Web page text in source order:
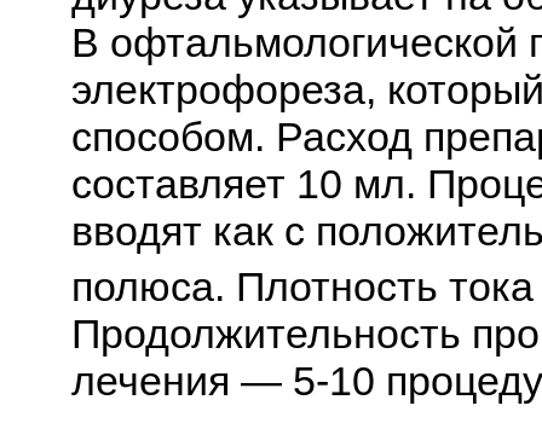
В офтальмологической
электрофореза,
способом. Расход
составляет 10 мл.
вводят как с
полюса. Плотность
Продолжительность
лечения — 5-10